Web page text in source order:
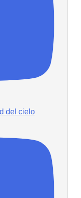
del cielo